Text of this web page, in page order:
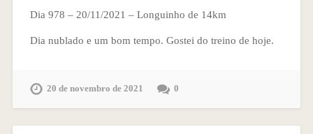
Dia 978 – 20/11/2021 – Longuinho de 14km
Dia nublado e um bom tempo. Gostei do treino de hoje.
20 de novembro de 2021 0